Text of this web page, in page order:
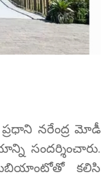
నరేంద్ర మోడీ
సందర్శించారు.
కలిసి